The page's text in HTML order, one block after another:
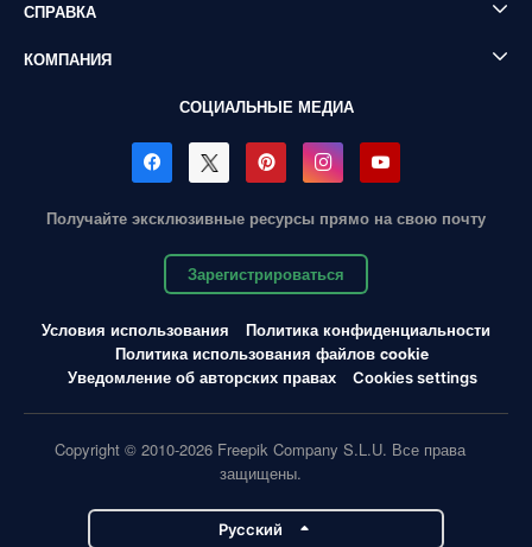
СПРАВКА
КОМПАНИЯ
СОЦИАЛЬНЫЕ МЕДИА
Получайте эксклюзивные ресурсы прямо на свою почту
Зарегистрироваться
Условия использования
Политика конфиденциальности
Политика использования файлов cookie
Уведомление об авторских правах
Cookies settings
Copyright © 2010-2026 Freepik Company S.L.U. Все права
защищены.
Pусский